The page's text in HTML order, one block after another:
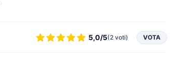
5,0/5(2 voti) VOTA